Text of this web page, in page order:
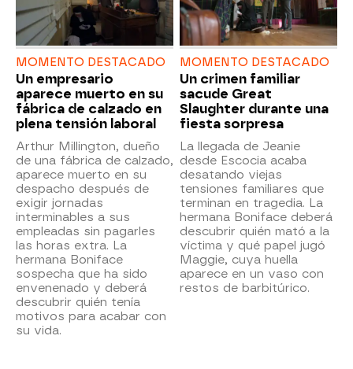
MOMENTO DESTACADO
Un empresario
aparece muerto en su
fábrica de calzado en
plena tensión laboral
Arthur Millington, dueño
de una fábrica de calzado,
aparece muerto en su
despacho después de
exigir jornadas
interminables a sus
empleadas sin pagarles
las horas extra. La
hermana Boniface
sospecha que ha sido
envenenado y deberá
descubrir quién tenía
motivos para acabar con
su vida.
MOMENTO DESTACADO
Un crimen familiar
sacude Great
Slaughter durante una
fiesta sorpresa
La llegada de Jeanie
desde Escocia acaba
desatando viejas
tensiones familiares que
terminan en tragedia. La
hermana Boniface deberá
descubrir quién mató a la
víctima y qué papel jugó
Maggie, cuya huella
aparece en un vaso con
restos de barbitúrico.